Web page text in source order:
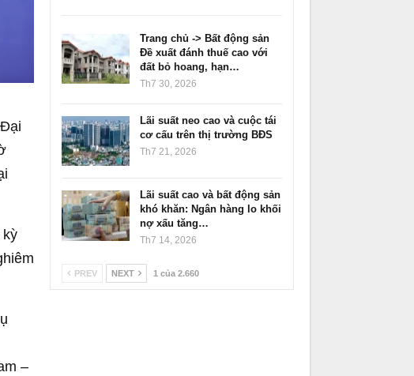
kỳ
–
Trang chủ -> Bất động sản
Đề xuất đánh thuế cao với
đất bỏ hoang, hạn…
Th7 30, 2026
Lãi suất neo cao và cuộc tái
cơ cấu trên thị trường BĐS
Th7 21, 2026
Lãi suất cao và bất động sản
khó khăn: Ngân hàng lo khối
nợ xấu tăng…
Th7 14, 2026
PREV NEXT 1 của 2.660